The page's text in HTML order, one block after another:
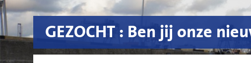
GEZOCHT : Ben jij onze